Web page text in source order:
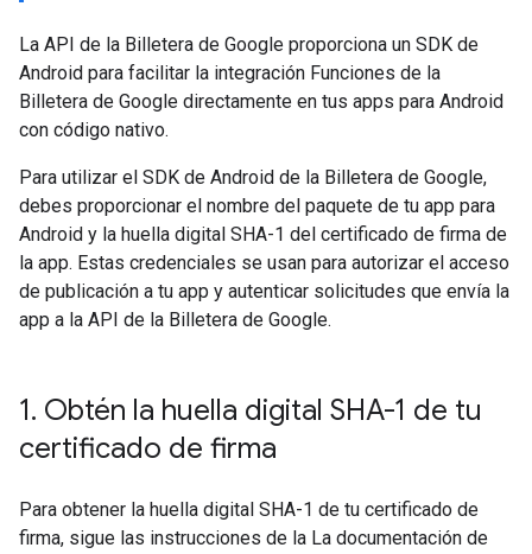
La API de la Billetera de Google proporciona un SDK de
Android para facilitar la integración Funciones de la
Billetera de Google directamente en tus apps para Android
con código nativo.
Para utilizar el SDK de Android de la Billetera de Google,
debes proporcionar el nombre del paquete de tu app para
Android y la huella digital SHA-1 del certificado de firma de
la app. Estas credenciales se usan para autorizar el acceso
de publicación a tu app y autenticar solicitudes que envía la
app a la API de la Billetera de Google.
1. Obtén la huella digital SHA-1 de tu
certificado de firma
Para obtener la huella digital SHA-1 de tu certificado de
firma, sigue las instrucciones de la La documentación de